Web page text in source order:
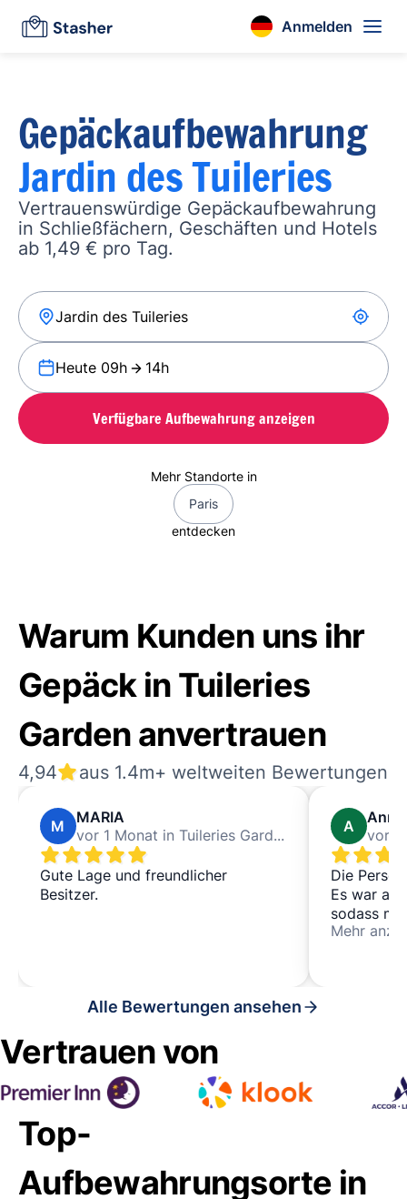
Anmelden
Gepäckaufbewahrung
Jardin des Tuileries
Vertrauenswürdige Gepäckaufbewahrung
in Schließfächern, Geschäften und Hotels
ab 1,49 € pro Tag.
Heute 09h 14h
Verfügbare Aufbewahrung anzeigen
Mehr Standorte in
Paris
entdecken
Warum Kunden uns ihr
Gepäck in Tuileries
Garden anvertrauen
4,94 aus 1.4m+ weltweiten Bewertungen
M
MARIA
vor 1 Monat in Tuileries Garden
Gute Lage und freundlicher
Besitzer.
A
Die
Es war
sodass
sorgen
empfehle
Mehr
Alle Bewertungen ansehen
Vertrauen von
Top-
Aufbewahrungsorte in